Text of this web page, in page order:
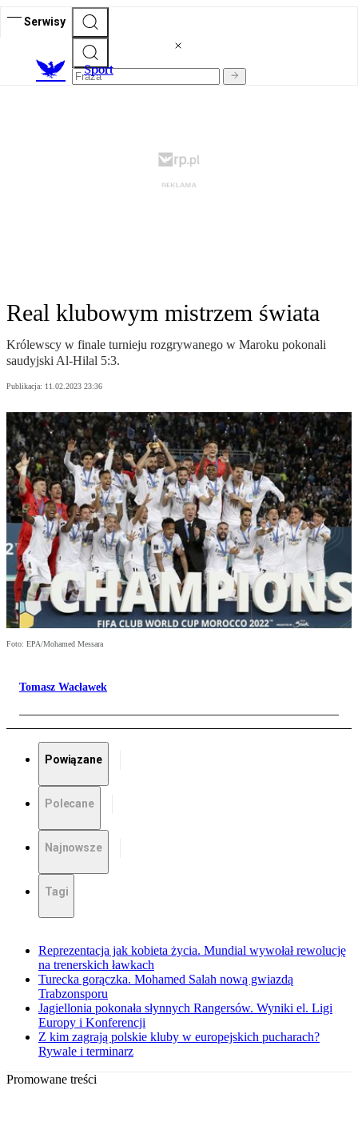
Serwisy
Sport
Real klubowym mistrzem świata
Królewscy w finale turnieju rozgrywanego w Maroku pokonali
saudyjski Al-Hilal 5:3.
Publikacja: 11.02.2023 23:36
Foto: EPA/Mohamed Messara
Tomasz Wacławek
Powiązane
Polecane
Najnowsze
Tagi
Reprezentacja jak kobieta życia. Mundial wywołał rewolucję
na trenerskich ławkach
Turecka gorączka. Mohamed Salah nową gwiazdą
Trabzonsporu
Jagiellonia pokonała słynnych Rangersów. Wyniki el. Ligi
Europy i Konferencji
Z kim zagrają polskie kluby w europejskich pucharach?
Rywale i terminarz
Promowane treści